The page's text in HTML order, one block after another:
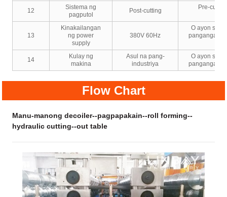
12
Sistema ng
pagputol
Post-cutting Pre-
13
Kinakailangan
ng power
supply
380V 60Hz
O ayon sa
14
Kulay ng
makina
Asul na pang-
industriya
O ayon sa
Flow Chart
Manu-manong decoiler--pagpapakain--roll forming--
hydraulic cutting--out table